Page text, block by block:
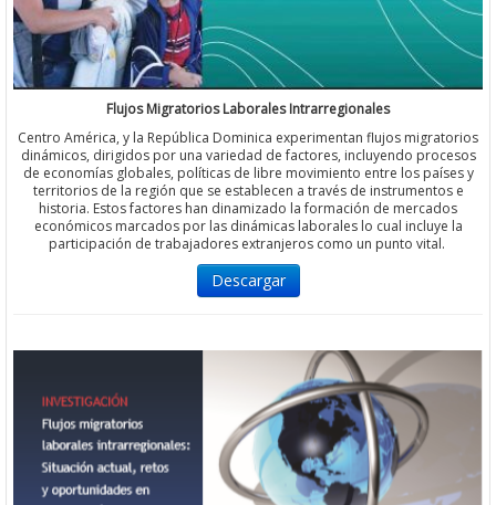
Flujos Migratorios Laborales Intrarregionales
Centro América, y la República Dominica experimentan flujos migratorios
dinámicos, dirigidos por una variedad de factores, incluyendo procesos
de economías globales, políticas de libre movimiento entre los países y
territorios de la región que se establecen a través de instrumentos e
historia. Estos factores han dinamizado la formación de mercados
económicos marcados por las dinámicas laborales lo cual incluye la
participación de trabajadores extranjeros como un punto vital.
Descargar